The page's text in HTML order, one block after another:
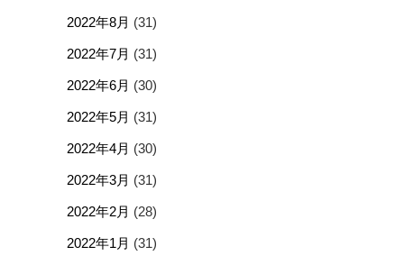
2022年8月 (31)
2022年7月 (31)
2022年6月 (30)
2022年5月 (31)
2022年4月 (30)
2022年3月 (31)
2022年2月 (28)
2022年1月 (31)